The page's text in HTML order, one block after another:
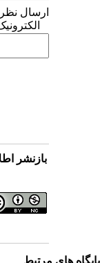
ارسال نظر
بازنشر
های مرتبط